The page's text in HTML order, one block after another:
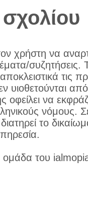
χρήστη να
συζητήσεις.
τις
υιοθετούνται
να
νόμους.
το
ομάδα του